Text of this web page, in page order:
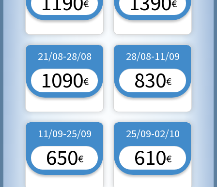
€ €
21/08-28/08
1090€
28/08-11/09
830€
11/09-25/09
650€
25/09-02/10
610€